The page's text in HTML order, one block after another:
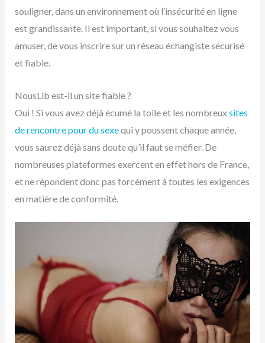
souligner, dans un environnement où l’insécurité en ligne
est grandissante. Il est important, si vous souhaitez vous
amuser, de vous inscrire sur un réseau échangiste sécurisé
et fiable.
NousLib est-il un site fiable ?
Oui ! Si vous avez déjà écumé la toile et les nombreuxsites
de rencontre pour du sexequi y poussent chaque année,
vous saurez déjà sans doute qu’il faut se méfier. De
nombreuses plateformes exercent en effet hors de France,
et ne répondent donc pas forcément à toutes les exigences
en matière de conformité.